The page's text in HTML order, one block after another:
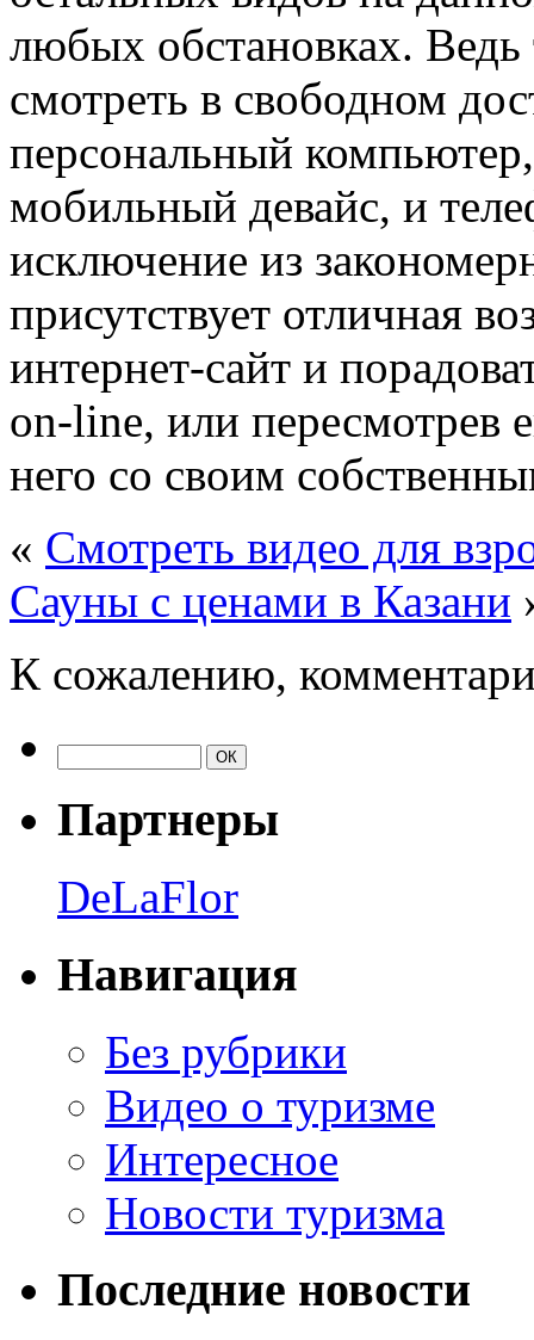
любых обстановках.
смотреть в свободном
персональный
мобильный девайс, и
исключение из
присутствует отличная
интернет-сайт и
on-line, или пересмотрев
него со своим
« Смотреть видео для
Сауны с ценами в Казани
К сожалению,
Партнеры
DeLaFlor
Навигация
Без рубрики
Видео о туризме
Интересное
Новости туризма
Последние новости